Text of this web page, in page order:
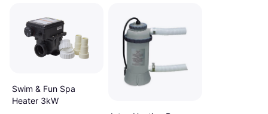
Swim & Fun Spa
Heater 3kW